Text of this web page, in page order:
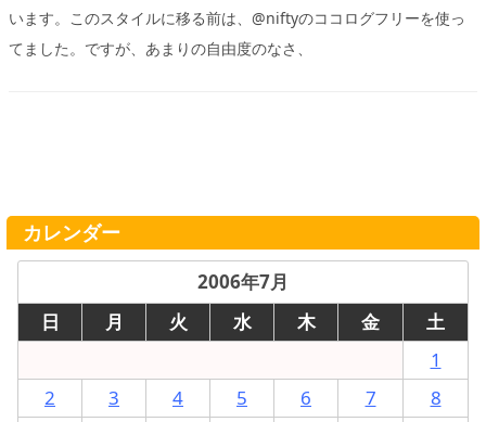
います。このスタイルに移る前は、@niftyのココログフリーを使っ
てました。ですが、あまりの自由度のなさ、
カレンダー
2006年7月
日
月 火 水 木 金
土
1
2
3 4 5 6 7
8